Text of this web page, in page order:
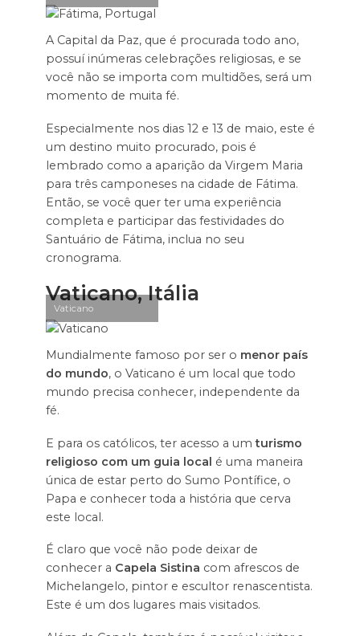
A Capital da Paz, que é procurada todo ano,
possuí inúmeras celebrações religiosas, e se
você não se importa com multidões, será um
momento de muita fé.
Especialmente nos dias 12 e 13 de maio, este é
um destino muito procurado, pois é
lembrado como a aparição da Virgem Maria
para três camponeses na cidade de Fátima.
Então, se você quer ter uma experiência
completa e participar das festividades do
Santuário de Fátima, inclua no seu
cronograma.
Vaticano, Itália
Vaticano
Mundialmente famoso por ser o menor país
do mundo, o Vaticano é um local que todo
mundo precisa conhecer, independente da
fé.
E para os católicos, ter acesso a um turismo
religioso com um guia local é uma maneira
única de estar perto do Sumo Pontífice, o
Papa e conhecer toda a história que cerva
este local.
É claro que você não pode deixar de
conhecer a Capela Sistina com afrescos de
Michelangelo, pintor e escultor renascentista.
Este é um dos lugares mais visitados.